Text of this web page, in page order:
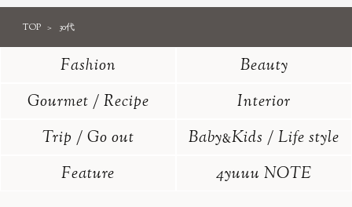
TOP 30代
Fashion
Beauty
Gourmet / Recipe
Interior
Trip / Go out
Baby&Kids / Life style
Feature
4yuuu NOTE